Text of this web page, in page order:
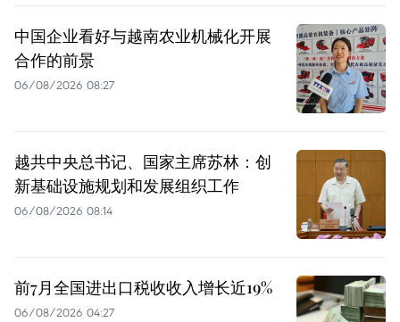
中国企业看好与越南农业机械化开展
合作的前景
06/08/2026 08:27
越共中央总书记、国家主席苏林：创
新基础设施规划和发展组织工作
06/08/2026 08:14
前7月全国进出口税收收入增长近19%
06/08/2026 04:27